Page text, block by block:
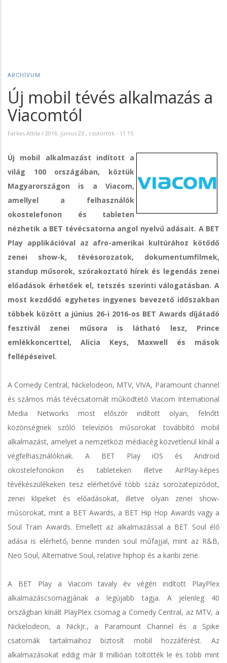
ARCHÍVUM
Új mobil tévés alkalmazás a
Viacomtól
Farkas Attila / 2016. június 23., csütörtök - 11:15
Új mobil alkalmazást indított a
világ 100 országában, köztük
Magyarországon is a Viacom,
amellyel a felhasználók
okostelefonon és tableten
nézhetik a BET tévécsatorna angol nyelvű adásait. A BET
Play applikációval az afro-amerikai kultúrához kötődő
zenei show-k, tévésorozatok, dokumentumfilmek,
standup műsorok, szórakoztató hírek és legendás zenei
előadások érhetőek el, tetszés szerinti válogatásban. A
most kezdődő egyhetes ingyenes bevezető időszakban
többek között a június 26-i 2016-os BET Awards díjátadó
fesztivál zenei műsora is látható lesz, Prince
emlékkoncerttel, Alicia Keys, Maxwell és mások
fellépéseivel.
A Comedy Central, Nickelodeon, MTV, VIVA, Paramount channel
és számos más tévécsatornát működtető Viacom International
Media Networks most először indított olyan, felnőtt
közönségnek szóló televíziós műsorokat továbbító mobil
alkalmazást, amelyet a nemzetközi médiacég közvetlenül kínál a
végfelhasználóknak. A BET Play iOS és Android
okostelefonokon és tableteken illetve AirPlay-képes
tévékészülékeken tesz elérhetővé több száz sorozatepizódot,
zenei klipeket és előadásokat, illetve olyan zenei show-
műsorokat, mint a BET Awards, a BET Hip Hop Awards vagy a
Soul Train Awards. Emellett az alkalmazással a BET Soul élő
adása is elérhető, benne minden soul műfajjal, mint az R&B,
Neo Soul, Alternative Soul, relative hiphop és a karibi zene.
A BET Play a Viacom tavaly év végén indított PlayPlex
alkalmazáscsomagjának a legújabb tagja. A jelenleg 40
országban kínált PlayPlex csomag a Comedy Central, az MTV, a
Nickelodeon, a NickJr., a Paramount Channel és a Spike
csatornák tartalmaihoz biztosít mobil hozzáférést. Az
alkalmazásokat eddig már 8 millióan töltötték le és több mint